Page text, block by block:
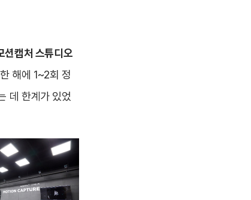
션캡처 스튜디오
해에 1~2회 정
데 한계가 있었